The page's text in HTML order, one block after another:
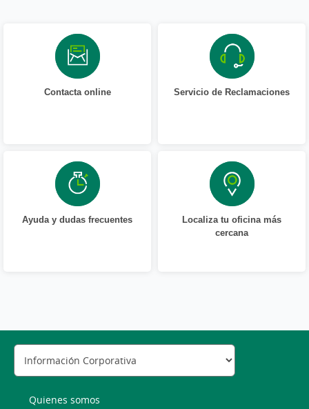
Contacta online Servicio de Reclamaciones
Ayuda y dudas frecuentes
Localiza tu oficina más
cercana
Quienes somos